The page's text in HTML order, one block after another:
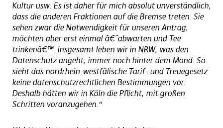
Kultur usw. Es ist daher für mich absolut unverständlich,
dass die anderen Fraktionen auf die Bremse treten. Sie
sehen zwar die Notwendigkeit für unseren Antrag,
möchten aber erst einmal â€˜abwarten und Tee
trinkenâ€™. Insgesamt leben wir in NRW, was den
Datenschutz angeht, immer noch hinter dem Mond. So
sieht das nordrhein-westfälische Tarif- und Treuegesetz
keine datenschutzrechtlichen Bestimmungen vor.
Deshalb hätten wir in Köln die Pflicht, mit großen
Schritten voranzugehen.“